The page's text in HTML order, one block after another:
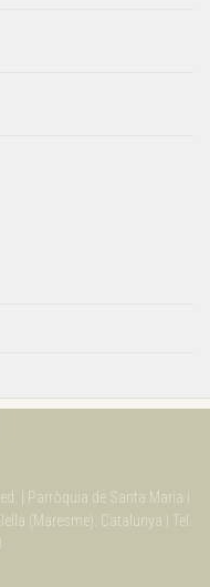
| Parròquia de Santa Maria i
(Maresme). Catalunya | Tel.